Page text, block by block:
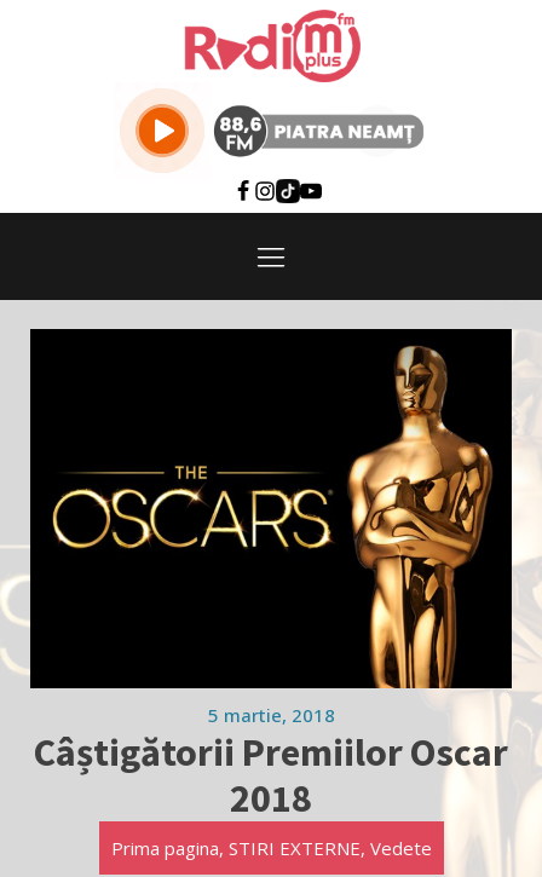
5 martie, 2018
Câștigătorii Premiilor Oscar
2018
Prima pagina, STIRI EXTERNE, Vedete